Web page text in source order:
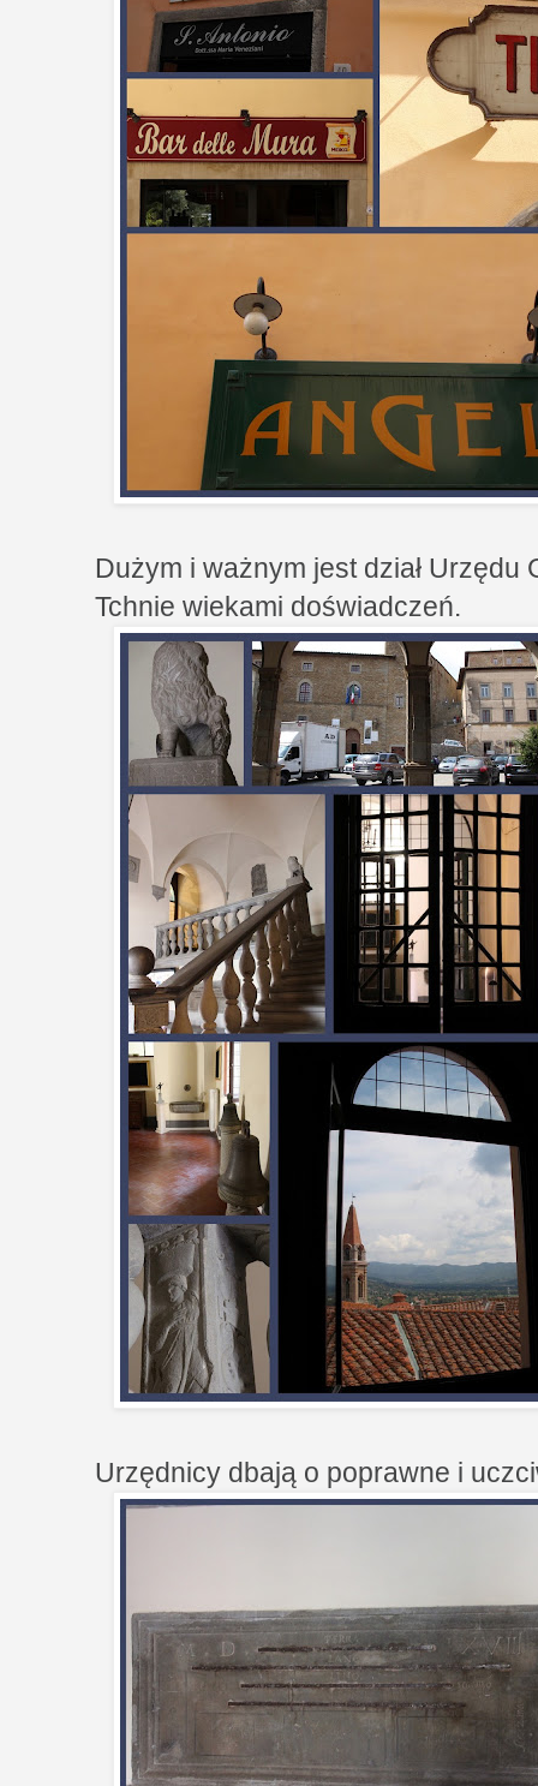
Dużym i ważnym jest dział Urzędu
Tchnie wiekami doświadczeń.
Urzędnicy dbają o poprawne i